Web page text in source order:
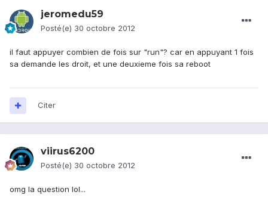
jeromedu59
Posté(e) 30 octobre 2012
il faut appuyer combien de fois sur "run"? car en appuyant 1 fois
sa demande les droit, et une deuxieme fois sa reboot
Citer
viirus6200
Posté(e) 30 octobre 2012
omg la question lol...